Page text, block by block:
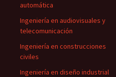
automática
Ingeniería en audiovisuales y
telecomunicación
Ingeniería en construcciones
civiles
Ingeniería en diseño industrial